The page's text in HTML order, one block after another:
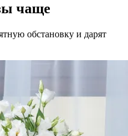
чаще
обстановку и дарят